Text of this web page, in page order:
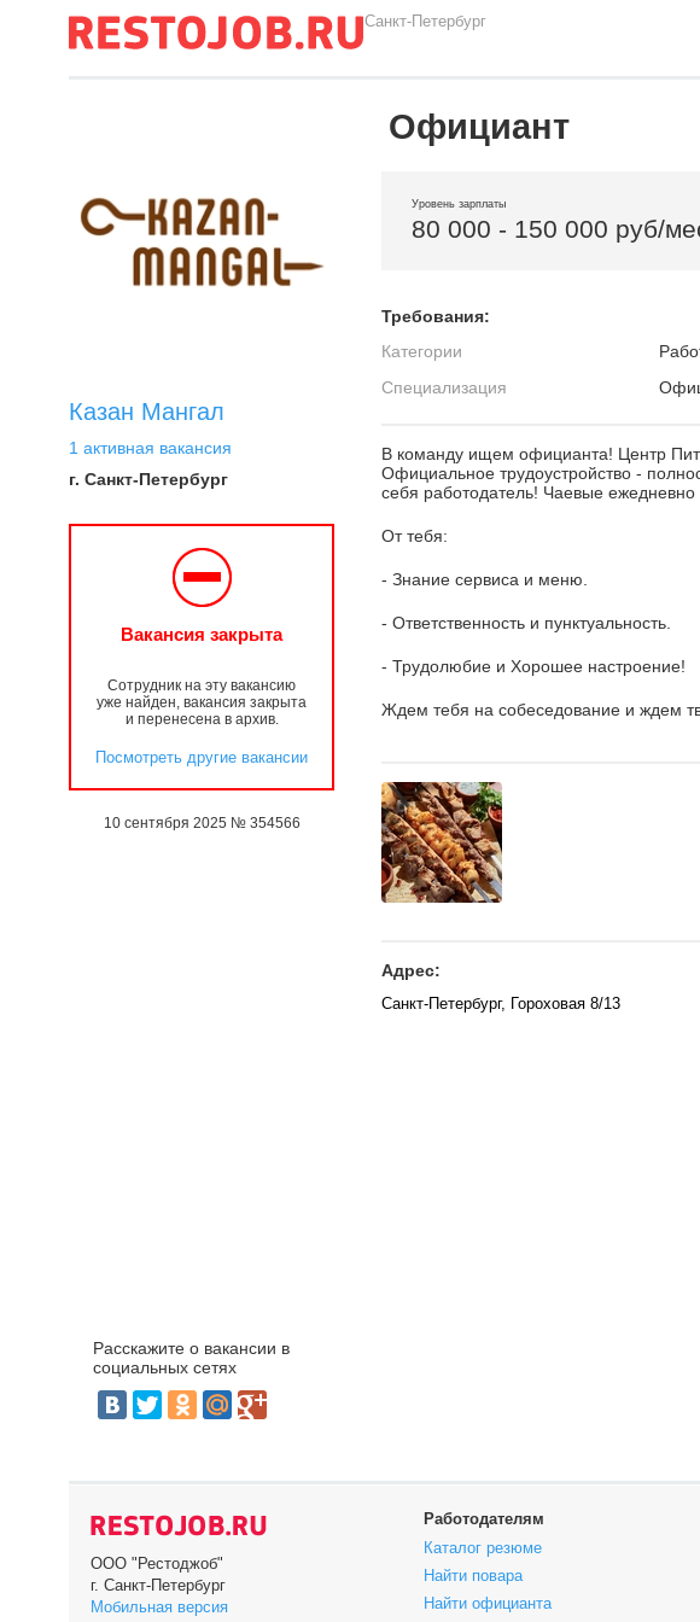
Санкт-Петербург
Казан Мангал
1 активная вакансия
г. Санкт-Петербург
Вакансия закрыта
Сотрудник на эту вакансию
уже найден, вакансия закрыта
и перенесена в архив.
Посмотреть другие вакансии
10 сентября 2025 № 354566
Официант
Уровень зарплаты
80 000 - 150 000 руб/
Требования:
Категории
Специализация
В команду ищем официанта! Центр
Официальное трудоустройство -
себя работодатель! Чаевые
От тебя:
- Знание сервиса и меню.
- Ответственность и пунктуальность.
- Трудолюбие и Хорошее настроение!
Ждем тебя на собеседование и ждем
Адрес:
Санкт-Петербург, Гороховая 8/13
Расскажите о вакансии в
социальных сетях
ООО "Рестоджоб"
г. Санкт-Петербург
Мобильная версия
Работодателям
Каталог резюме
Найти повара
Найти официанта